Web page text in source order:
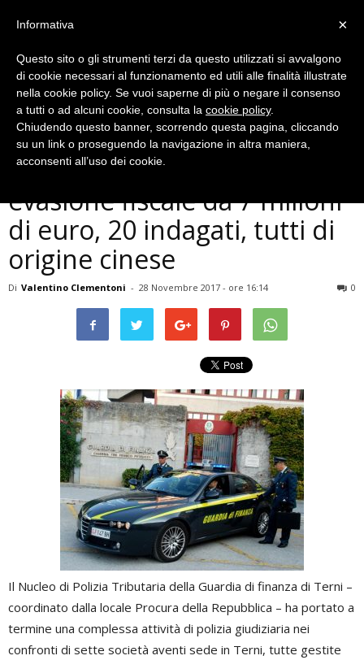
Cronaca
Terni, finanza scopre
evasione fiscale da 7 milioni
di euro, 20 indagati, tutti di
origine cinese
Di Valentino Clementoni - 28 Novembre 2017 - ore 16:14 0
Il Nucleo di Polizia Tributaria della Guardia di finanza di Terni –
coordinato dalla locale Procura della Repubblica – ha portato a
termine una complessa attività di polizia giudiziaria nei
confronti di sette società aventi sede in Terni, tutte gestite
×
Informativa
Questo sito o gli strumenti terzi da questo utilizzati si avvalgono
di cookie necessari al funzionamento ed utili alle finalità illustrate
nella cookie policy. Se vuoi saperne di più o negare il consenso
a tutti o ad alcuni cookie, consulta la cookie policy.
Chiudendo questo banner, scorrendo questa pagina, cliccando
su un link o proseguendo la navigazione in altra maniera,
acconsenti all’uso dei cookie.